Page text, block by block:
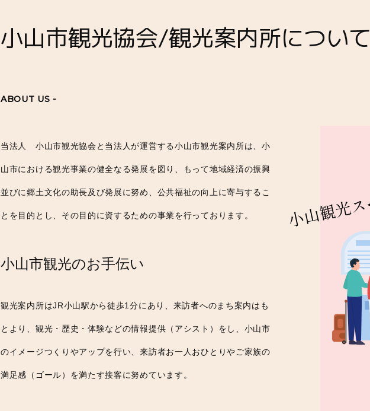
小山市観光協会/観光案内所について
ABOUT US -
当法人 小山市観光協会と当法人が運営する小山市観光案内所は、小
山市における観光事業の健全なる発展を図り、もって地域経済の振興
並びに郷土文化の助長及び発展に努め、公共福祉の向上に寄与するこ
とを目的とし、その目的に資するための事業を行っております。
小山市観光のお手伝い
観光案内所はJR小山駅から徒歩1分にあり、来訪者へのまち案内はも
とより、観光・歴史・体験などの情報提供（アシスト）をし、小山市
のイメージつくりやアップを行い、来訪者お一人おひとりやご家族の
満足感（ゴール）を満たす接客に努めています。